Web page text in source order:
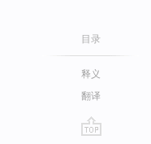
目录
释义
翻译